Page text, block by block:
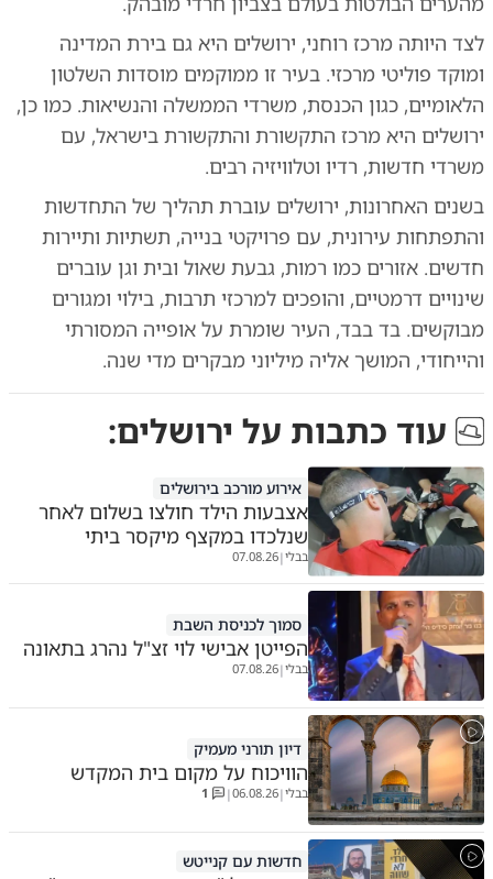
לצד היותה מרכז רוחני, ירושלים היא גם בירת המדינה
ומוקד פוליטי מרכזי. בעיר זו ממוקמים מוסדות השלטון
הלאומיים, כגון הכנסת, משרדי הממשלה והנשיאות. כמו כן,
ירושלים היא מרכז התקשורת והתקשורת בישראל, עם
משרדי חדשות, רדיו וטלוויזיה רבים.
בשנים האחרונות, ירושלים עוברת תהליך של התחדשות
והתפתחות עירונית, עם פרויקטי בנייה, תשתיות ותיירות
חדשים. אזורים כמו רמות, גבעת שאול ובית וגן עוברים
שינויים דרמטיים, והופכים למרכזי תרבות, בילוי ומגורים
מבוקשים. בד בבד, העיר שומרת על אופייה המסורתי
והייחודי, המושך אליה מיליוני מבקרים מדי שנה.
עוד כתבות על ירושלים:
אירוע מורכב בירושלים
אצבעות הילד חולצו בשלום לאחר
שנלכדו במקצף מיקסר ביתי
בבלי|
07.08.26
סמוך לכניסת השבת
הפייטן אבישי לוי זצ"ל נהרג בתאונה
בבלי|
07.08.26
דיון תורני מעמיק
הוויכוח על מקום בית המקדש
בבלי|
06.08.26
|
1
חדשות עם קנייטש